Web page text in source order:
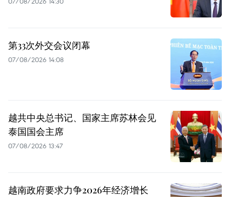
第33次外交会议闭幕
07/08/2026 14:08
越共中央总书记、国家主席苏林会见
泰国国会主席
07/08/2026 13:47
越南政府要求力争2026年经济增长